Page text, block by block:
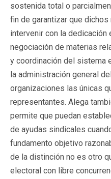
sostenida total o
fin de garantizar que
intervenir con la dedicación
negociación de materias
y coordinación del sistema
la administración general
organizaciones las únicas
representantes. Alega
permite que puedan
de ayudas sindicales
fundamento objetivo
de la distinción no es otro
electoral con libre